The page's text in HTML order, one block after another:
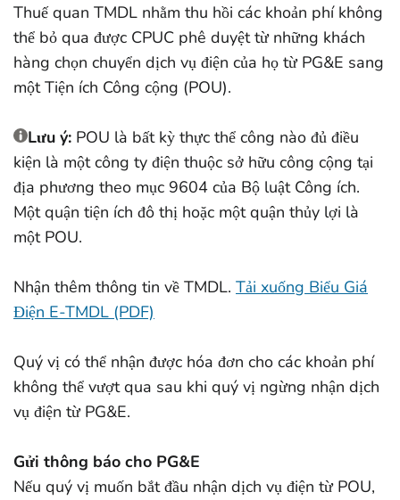
Thuế quan TMDL nhằm thu hồi các khoản phí không
thể bỏ qua được CPUC phê duyệt từ những khách
hàng chọn chuyển dịch vụ điện của họ từ PG&E sang
một Tiện ích Công cộng (POU).
Lưu ý: POU là bất kỳ thực thể công nào đủ điều
kiện là một công ty điện thuộc sở hữu công cộng tại
địa phương theo mục 9604 của Bộ luật Công ích.
Một quận tiện ích đô thị hoặc một quận thủy lợi là
một POU.
Nhận thêm thông tin về TMDL. Tải xuống Biểu Giá
Điện E-TMDL (PDF)
Quý vị có thể nhận được hóa đơn cho các khoản phí
không thể vượt qua sau khi quý vị ngừng nhận dịch
vụ điện từ PG&E.
Gửi thông báo cho PG&E
Nếu quý vị muốn bắt đầu nhận dịch vụ điện từ POU,